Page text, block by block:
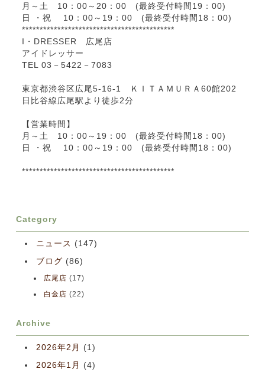
月～土 10：00～20：00 (最終受付時間19：00)
日 ・祝 10：00～19：00 (最終受付時間18：00)
*******************************************
I・DRESSER 広尾店
アイドレッサー
TEL 03－5422－7083
東京都渋谷区広尾5-16-1 ＫＩＴＡＭＵＲＡ60館202
日比谷線広尾駅より徒歩2分
【営業時間】
月～土 10：00～19：00 (最終受付時間18：00)
日 ・祝 10：00～19：00 (最終受付時間18：00)
*******************************************
Category
ニュース (147)
ブログ (86)
広尾店 (17)
白金店 (22)
Archive
2026年2月
(1)
2026年1月
(4)